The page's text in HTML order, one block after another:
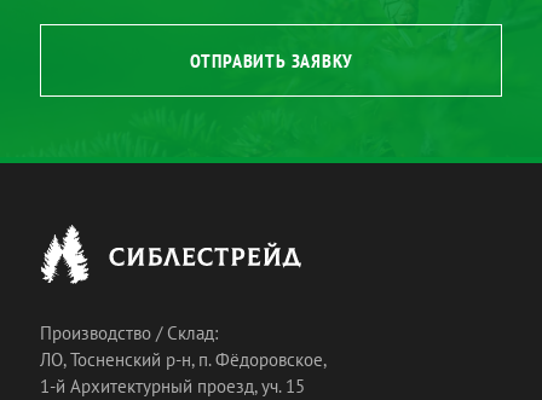
ОТПРАВИТЬ ЗАЯВКУ
Производство / Склад:
ЛО, Тосненский р-н, п. Фёдоровское,
1-й Архитектурный проезд, уч. 15